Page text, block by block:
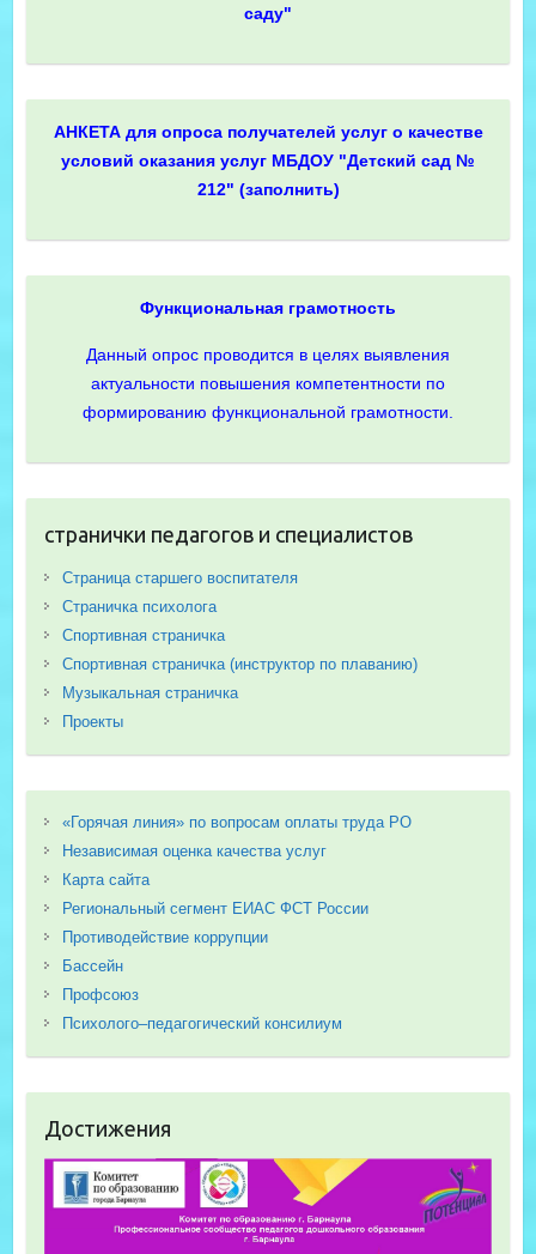
саду"
АНКЕТА для опроса получателей услуг о качестве
условий оказания услуг МБДОУ "Детский сад №
212" (заполнить)
Функциональная грамотность
Данный опрос проводится в целях выявления
актуальности повышения компетентности по
формированию функциональной грамотности.
странички педагогов и специалистов
Страница старшего воспитателя
Страничка психолога
Спортивная страничка
Спортивная страничка (инструктор по плаванию)
Музыкальная страничка
Проекты
«Горячая линия» по вопросам оплаты труда РО
Независимая оценка качества услуг
Карта сайта
Региональный сегмент ЕИАС ФСТ России
Противодействие коррупции
Бассейн
Профсоюз
Психолого–педагогический консилиум
Достижения